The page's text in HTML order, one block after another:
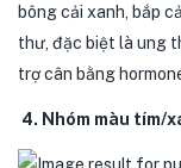
bông cải xanh, bắp
thư, đặc biệt là ung
trợ cân bằng
4. Nhóm màu tím/